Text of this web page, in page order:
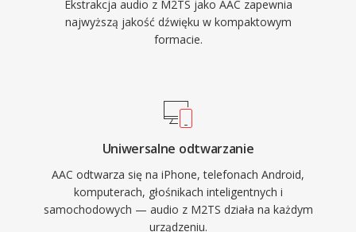
odtwarzacz multimedialny obsluguje AAC
natywnie, bez dodatkowych wtyczek.
Ekstrakcja audio z M2TS jako AAC zapewnia
najwyższą jakość dźwięku w kompaktowym
formacie.
Uniwersalne odtwarzanie
AAC odtwarza się na iPhone, telefonach Android,
komputerach, głośnikach inteligentnych i
samochodowych — audio z M2TS działa na każdym
urządzeniu.